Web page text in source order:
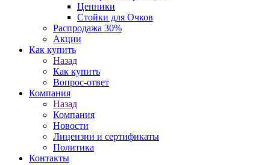
Ценники
Стойки для Очков
Распродажа 30%
Акции
Как купить
Назад
Как купить
Вопрос-ответ
Компания
Назад
Компания
Новости
Лицензии и сертификаты
Политика
Контакты